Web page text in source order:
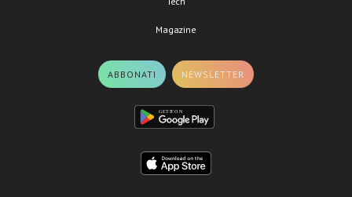
Magazine
ABBONATI NEWSLETTER